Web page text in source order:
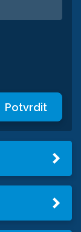
Potvrdit